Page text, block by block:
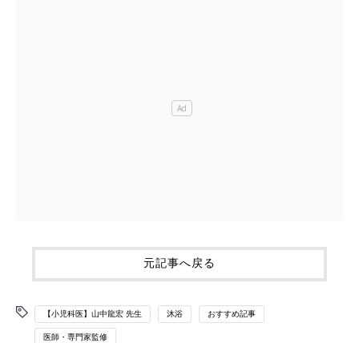
元記事へ戻る
【小児科医】山中龍宏 先生 沐浴 おすすめ記事
医師・専門家監修